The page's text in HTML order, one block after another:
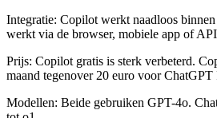
Integratie: Copilot werkt naadloos
werkt via de browser, mobiele app of
Prijs: Copilot gratis is sterk verbeterd.
maand tegenover 20 euro voor ChatGPT
Modellen: Beide gebruiken GPT-4o.